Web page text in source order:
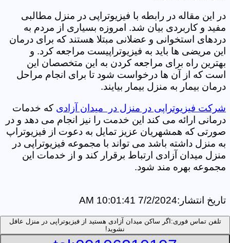
در این مقاله در رابطه با فیزیوتراپی در منزل مطالبی
مفید و کاربردی بیان شد. امروزه بسیاری از مردم به
دردهای استخوانی و عضلانی مبتلا هستند که برای درمان
این مریضی ها باید به فیزیوتراپیست مراجعه کرد. و
بهترین راه برای مراجعه کردن به این متخصصان این
است که از آن ها درخواست شود تا برای انجام مراحل
درمان بیمار به منزل بیمار بیایند.
شرکت فیزیوتراپی در منزل در میدان آزادی که خدمات
درمانی ارائه می کند این خدمت را نیز انجام می دهد و در
صورتی که همشهریان عزیز تمایل به دعوت از فیزیوتراپ
به منزل داشته باشد می تواند با مجموعه فیزیوتراپی در
منزل میدان آزادی ارتباط برقرار کند و از خدمات این
مجموعه بهره مند شود.
تاریخ انتشار:7/2/2024 10:01:41 AM
تلفن تماس فوری: اگر ساکن میدان آزادی هستید از فیزیوتراپی در منزل عافل
نشوید!